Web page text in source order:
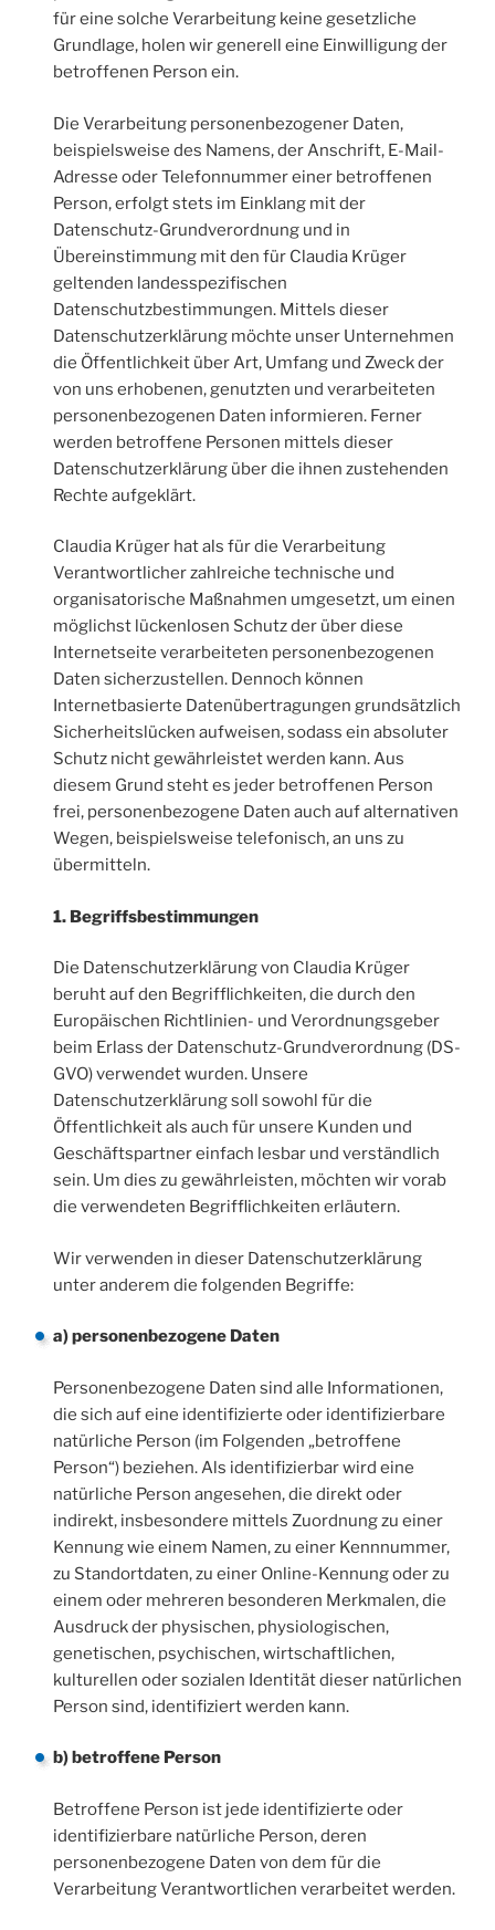
für eine solche Verarbeitung keine gesetzliche
Grundlage, holen wir generell eine Einwilligung der
betroffenen Person ein.
Die Verarbeitung personenbezogener Daten,
beispielsweise des Namens, der Anschrift, E-Mail-
Adresse oder Telefonnummer einer betroffenen
Person, erfolgt stets im Einklang mit der
Datenschutz-Grundverordnung und in
Übereinstimmung mit den für Claudia Krüger
geltenden landesspezifischen
Datenschutzbestimmungen. Mittels dieser
Datenschutzerklärung möchte unser Unternehmen
die Öffentlichkeit über Art, Umfang und Zweck der
von uns erhobenen, genutzten und verarbeiteten
personenbezogenen Daten informieren. Ferner
werden betroffene Personen mittels dieser
Datenschutzerklärung über die ihnen zustehenden
Rechte aufgeklärt.
Claudia Krüger hat als für die Verarbeitung
Verantwortlicher zahlreiche technische und
organisatorische Maßnahmen umgesetzt, um einen
möglichst lückenlosen Schutz der über diese
Internetseite verarbeiteten personenbezogenen
Daten sicherzustellen. Dennoch können
Internetbasierte Datenübertragungen grundsätzlich
Sicherheitslücken aufweisen, sodass ein absoluter
Schutz nicht gewährleistet werden kann. Aus
diesem Grund steht es jeder betroffenen Person
frei, personenbezogene Daten auch auf alternativen
Wegen, beispielsweise telefonisch, an uns zu
übermitteln.
1. Begriffsbestimmungen
Die Datenschutzerklärung von Claudia Krüger
beruht auf den Begrifflichkeiten, die durch den
Europäischen Richtlinien- und Verordnungsgeber
beim Erlass der Datenschutz-Grundverordnung (DS-
GVO) verwendet wurden. Unsere
Datenschutzerklärung soll sowohl für die
Öffentlichkeit als auch für unsere Kunden und
Geschäftspartner einfach lesbar und verständlich
sein. Um dies zu gewährleisten, möchten wir vorab
die verwendeten Begrifflichkeiten erläutern.
Wir verwenden in dieser Datenschutzerklärung
unter anderem die folgenden Begriffe:
a) personenbezogene Daten
Personenbezogene Daten sind alle Informationen,
die sich auf eine identifizierte oder identifizierbare
natürliche Person (im Folgenden „betroffene
Person“) beziehen. Als identifizierbar wird eine
natürliche Person angesehen, die direkt oder
indirekt, insbesondere mittels Zuordnung zu einer
Kennung wie einem Namen, zu einer Kennnummer,
zu Standortdaten, zu einer Online-Kennung oder zu
einem oder mehreren besonderen Merkmalen, die
Ausdruck der physischen, physiologischen,
genetischen, psychischen, wirtschaftlichen,
kulturellen oder sozialen Identität dieser natürlichen
Person sind, identifiziert werden kann.
b) betroffene Person
Betroffene Person ist jede identifizierte oder
identifizierbare natürliche Person, deren
personenbezogene Daten von dem für die
Verarbeitung Verantwortlichen verarbeitet werden.